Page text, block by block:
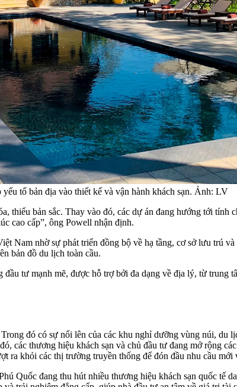
tố bản địa vào thiết kế và vận hành khách sạn. Ảnh: LV
thiếu bản sắc. Thay vào đó, các dự án đang hướng tới tính
cao cấp”, ông Powell nhận định.
Nam nhờ sự phát triển đồng bộ về hạ tầng, cơ sở lưu trú
bản đồ du lịch toàn cầu.
tư mạnh mẽ, được hỗ trợ bởi đa dạng về địa lý, từ trung
đó có sự nổi lên của các khu nghỉ dưỡng vùng núi, du
các thương hiệu khách sạn và chủ đầu tư đang mở rộng
ra khỏi các thị trường truyền thống để đón đầu nhu cầu
Quốc đang thu hút nhiều thương hiệu khách sạn quốc tế